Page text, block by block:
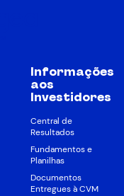
Informações
aos
Investidores
Central de
Resultados
Fundamentos e
Planilhas
Documentos
Entregues à CVM